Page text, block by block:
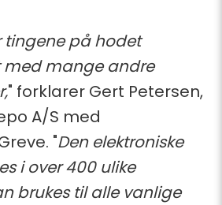
tingene på hodet
mange andre
" forklarer Gert Petersen,
A/S med
"Den elektroniske
i over 400 ulike
brukes til alle vanlige